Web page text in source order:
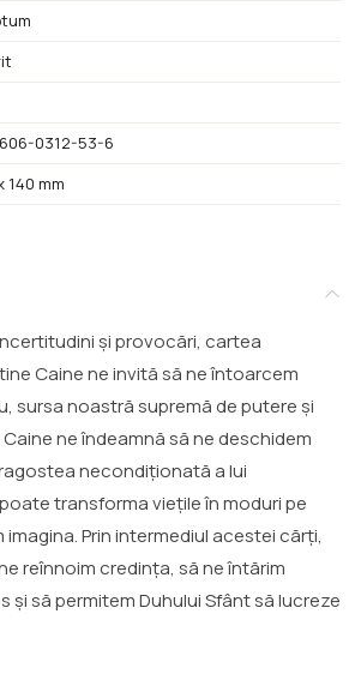
0312-53-6
140 mm
și provocări, cartea
Caine ne invită să ne întoarcem
sursa noastră supremă de putere și
ne îndeamnă să ne deschidem
necondiționată a lui
transforma viețile în moduri pe
Prin intermediul acestei cărți,
reînnoim credința, să ne întărim
și să permitem Duhului Sfânt să lucreze